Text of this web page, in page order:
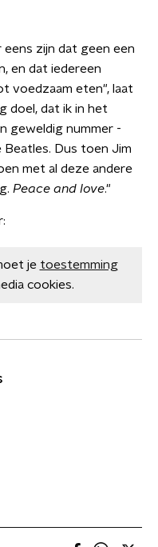
eens zijn dat geen een
en dat iedereen
voedzaam eten", laat
doel, dat ik in het
geweldig nummer -
Dus toen Jim
met al deze andere
Peace and love."
je toestemming
cookies.